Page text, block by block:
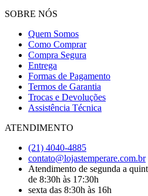
SOBRE NÓS
Quem Somos
Como Comprar
Compra Segura
Entrega
Formas de Pagamento
Termos de Garantia
Trocas e Devoluções
Assistência Técnica
ATENDIMENTO
(21) 4040-4885
contato@lojastemperare.com.br
Atendimento de segunda a
de 8:30h às 17:30h
sexta das 8:30h às 16h